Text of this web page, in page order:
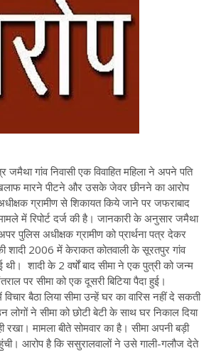
जमैथा गांव निवासी एक विवाहित महिला ने अपने पति
मारने पीटने और उसके जेवर छीनने का आरोप
ग्रामीण से शिकायत किये जाने पर जफराबाद
में रिपोर्ट दर्ज की है। जानकारी के अनुसार जमैथा
अपर पुलिस अधीक्षक ग्रामीण को प्रार्थना पत्र देकर
शादी 2006 में केराकत कोतवाली के सूरतपुर गांव
थी। शादी के 2 वर्षों बाद सीमा ने एक पुत्री को जन्म
पर सीमा को एक दूसरी बिटिया पैदा हुई।
बैठा लिया सीमा उन्हें घर का वारिस नहीं दे सकती
ने सीमा को छोटी बेटी के साथ घर निकाल दिया
मामला बीते सोमवार का है। सीमा अपनी बड़ी
आरोप है कि ससुरालवालों ने उसे गाली-गलौज देते